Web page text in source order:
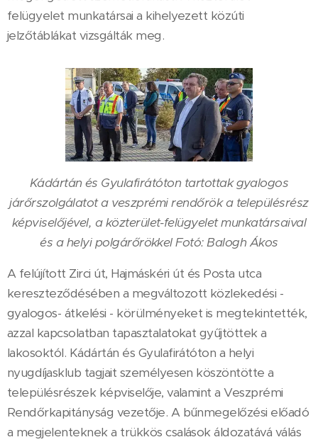
felügyelet munkatársai a kihelyezett közúti
jelzőtáblákat vizsgálták meg.
Kádártán és Gyulafirátóton tartottak gyalogos
járőrszolgálatot a veszprémi rendőrök a településrész
képviselőjével, a közterület-felügyelet munkatársaival
és a helyi polgárőrökkel Fotó: Balogh Ákos
A felújított Zirci út, Hajmáskéri út és Posta utca
kereszteződésében a megváltozott közlekedési -
gyalogos- átkelési - körülményeket is megtekintették,
azzal kapcsolatban tapasztalatokat gyűjtöttek a
lakosoktól. Kádártán és Gyulafirátóton a helyi
nyugdíjasklub tagjait személyesen köszöntötte a
településrészek képviselője, valamint a Veszprémi
Rendőrkapitányság vezetője. A bűnmegelőzési előadó
a megjelenteknek a trükkös csalások áldozatává válás